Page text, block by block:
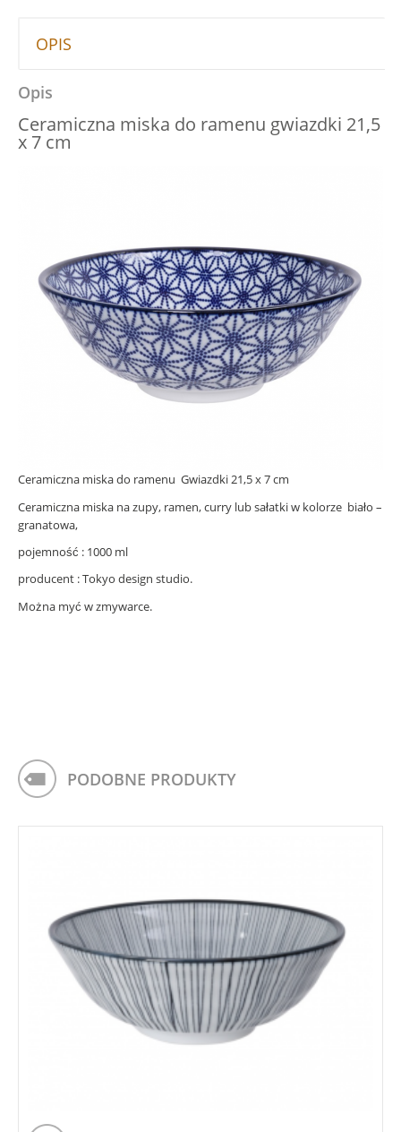
OPIS
Opis
Ceramiczna miska do ramenu gwiazdki 21,5
x 7 cm
Ceramiczna miska do ramenu Gwiazdki 21,5 x 7 cm
Ceramiczna miska na zupy, ramen, curry lub sałatki w kolorze biało –
granatowa,
pojemność : 1000 ml
producent : Tokyo design studio.
Można myć w zmywarce.
PODOBNE PRODUKTY